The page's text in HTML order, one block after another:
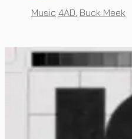
Categories
Music Tags
4AD, Buck Meek